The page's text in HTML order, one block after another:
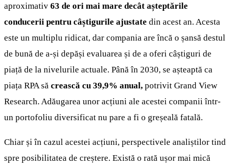
aproximativ 63 de ori mai mare decât așteptările
conducerii pentru câștigurile ajustate din acest an. Acesta
este un multiplu ridicat, dar compania are încă o șansă destul
de bună de a-și depăși evaluarea și de a oferi câștiguri de
piață de la nivelurile actuale. Până în 2030, se așteaptă ca
piața RPA să crească cu 39,9% anual, potrivit Grand View
Research. Adăugarea unor acțiuni ale acestei companii într-
un portofoliu diversificat nu pare a fi o greșeală fatală.
Chiar și în cazul acestei acțiuni, perspectivele analiștilor tind
spre posibilitatea de creștere. Există o rată ușor mai mică